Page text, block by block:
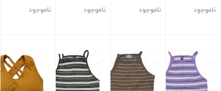
ناموجود ناموجود ناموجود ناموجود